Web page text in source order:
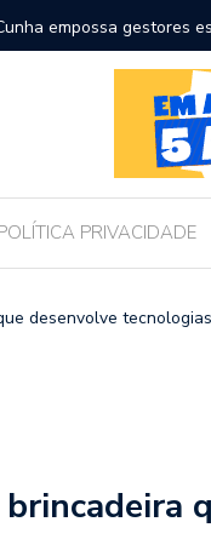
a educação e
PRIVACIDADE
desenvolve tecnologias